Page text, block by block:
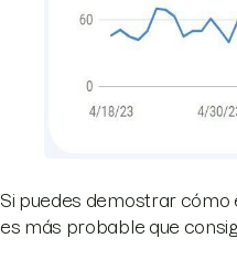
Si puedes demostrar cómo
es más probable que